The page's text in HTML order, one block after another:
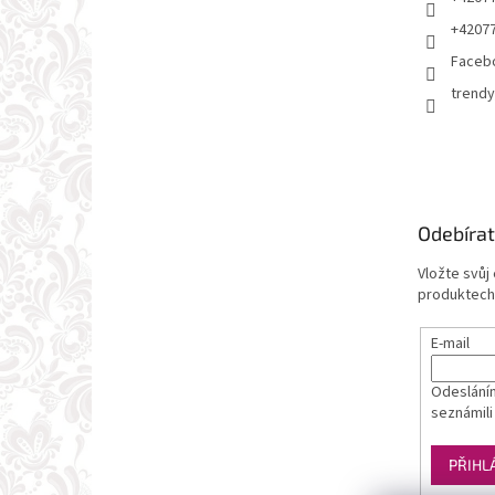
Vložte svůj
E-mail